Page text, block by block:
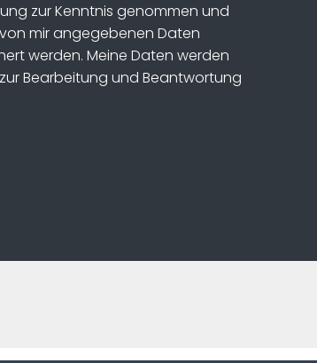
zur Kenntnis genommen und
mir angegebenen Daten
werden. Meine Daten werden
Bearbeitung und Beantwortung